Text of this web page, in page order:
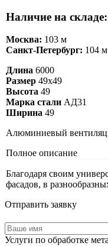
Наличие на складе:
Москва: 103 м
Санкт-Петербург: 104 м
Длина 6000
Размер 49х49
Высота 49
Марка стали АД31
Ширина 49
Алюминиевый
Полное описание
Благодаря своим
фасадов, в
Отправить заявку
Услуги по обработке